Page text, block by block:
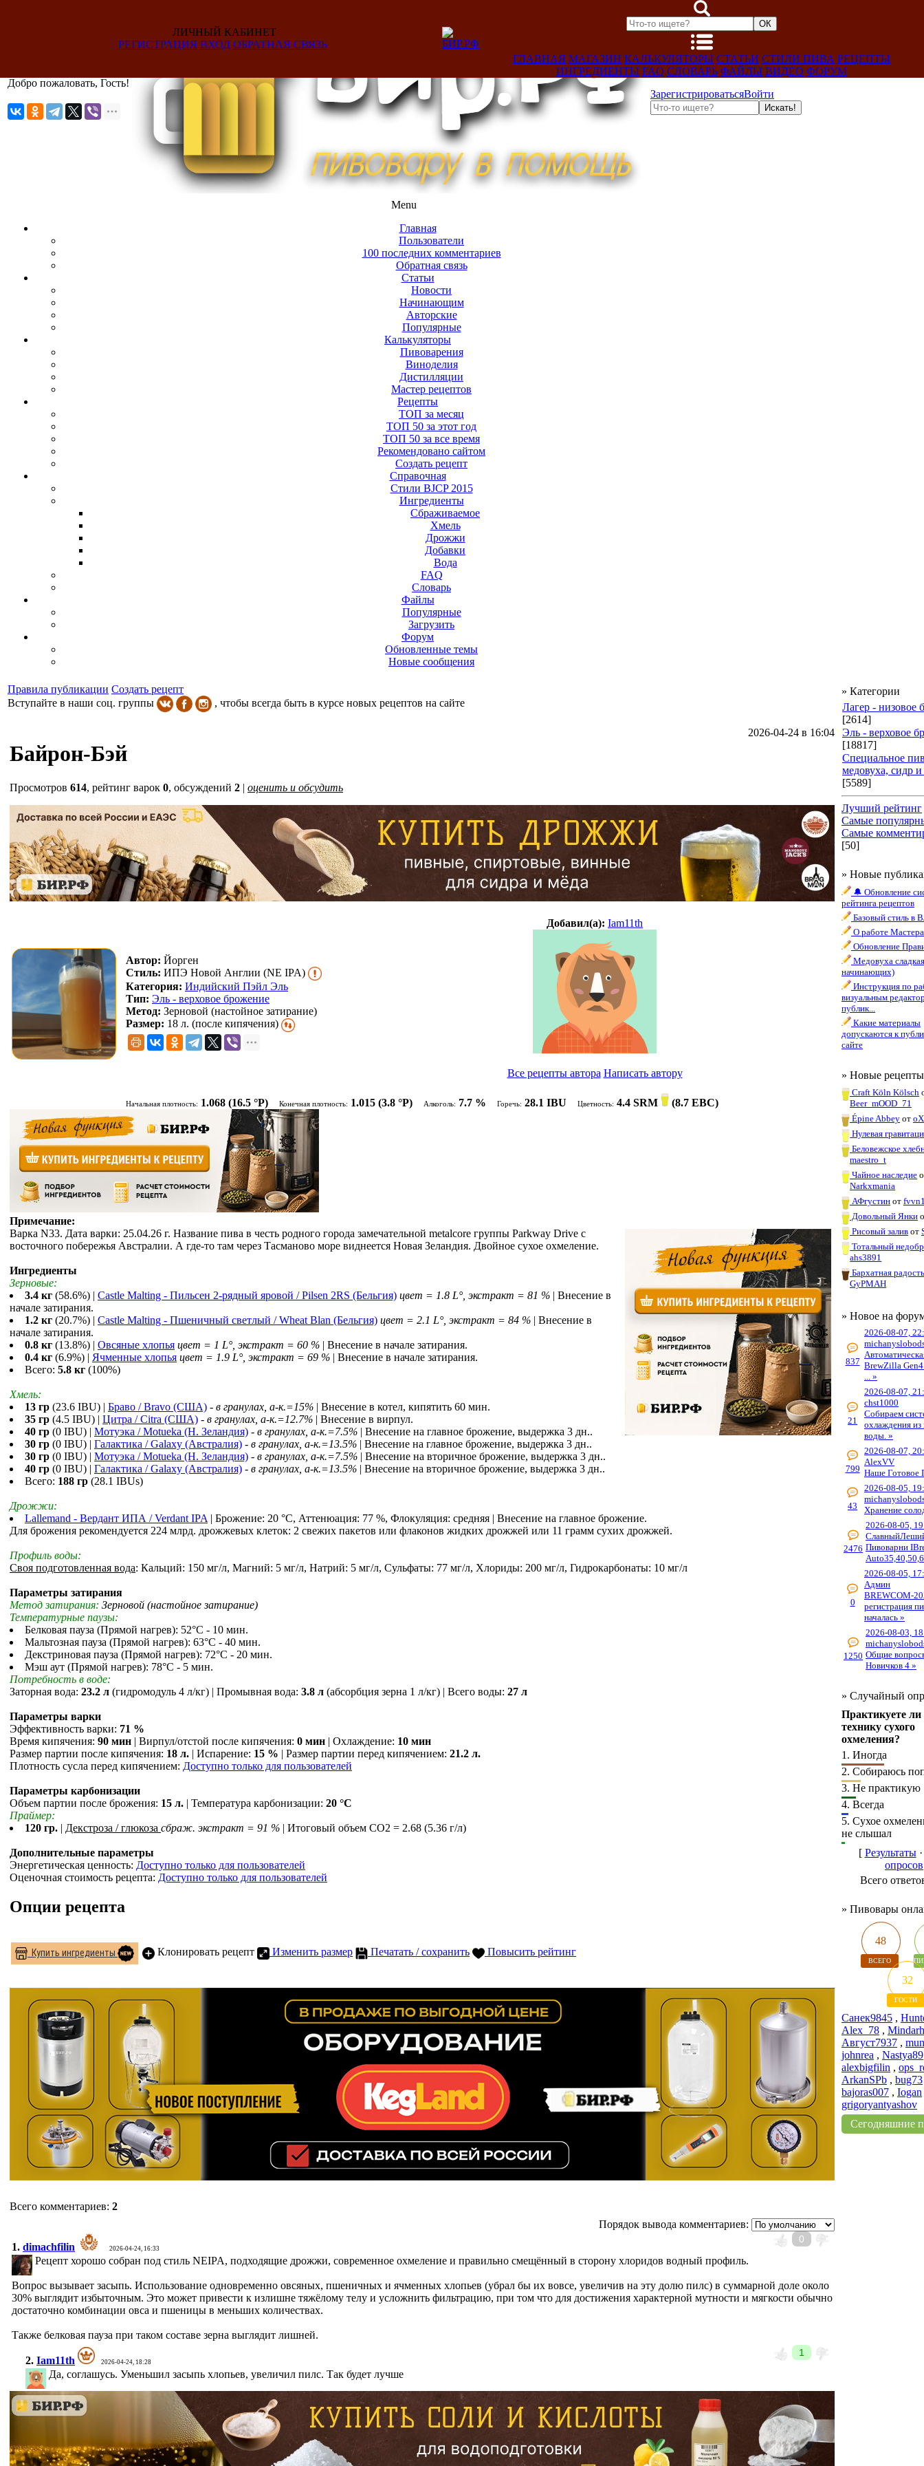
Добро пожаловать, Гость!
ЗарегистрироватьсяВойти
Menu
Главная
Пользователи
100 последних комментариев
Обратная связь
Статьи
Новости
Начинающим
Авторские
Популярные
Калькуляторы
Пивоварения
Виноделия
Дистилляции
Мастер рецептов
Рецепты
ТОП за месяц
ТОП 50 за этот год
ТОП 50 за все время
Рекомендовано сайтом
Создать рецепт
Справочная
Стили BJCP 2015
Ингредиенты
Сбраживаемое
Хмель
Дрожжи
Добавки
Вода
FAQ
Словарь
Файлы
Популярные
Загрузить
Форум
Обновленные темы
Новые сообщения
ЛИЧНЫЙ КАБИНЕТ
РЕГИСТРАЦИЯ ВХОД ОБРАТНАЯ СВЯЗЬ
ГЛАВНАЯ МАГАЗИН КАЛЬКУЛЯТОРЫ СТАТЬИ СТИЛИ ПИВА РЕЦЕПТЫ
ИНГРЕДИЕНТЫ FAQ СЛОВАРЬ ФАЙЛЫ ВИДЕО ФОРУМ
Правила публикации Создать рецепт
Вступайте в наши соц. группы
, чтобы всегда быть в курсе новых рецептов на сайте
2026-04-24 в 16:04
Байрон-Бэй
Просмотров 614, рейтинг варок 0, обсуждений 2 | оценить и обсудить
Автор: Йорген
Стиль: ИПЭ Новой Англии (NE IPA)
Категория: Индийский Пэйл Эль
Тип: Эль - верховое брожение
Метод: Зерновой (настойное затирание)
Размер: 18 л. (после кипячения)
Добавил(а): Iam11th
Все рецепты автора Написать автору
Начальная плотность: 1.068(16.5 °P) Конечная плотность: 1.015(3.8 °P) Алкоголь: 7.7 % Горечь: 28.1 IBU Цветность: 4.4 SRM (8.7 EBC)
Примечание:
Варка N33. Дата варки: 25.04.26 г. Название пива в честь родного города замечательной metalcore группы Parkway Drive с
восточного побережья Австралии. А где-то там через Тасманово море виднеется Новая Зеландия. Двойное сухое охмеление.
Ингредиенты
Зерновые:
3.4 кг (58.6%) | Castle Malting - Пильсен 2-рядный яровой / Pilsen 2RS (Бельгия) цвет = 1.8 L°, экстракт = 81 % | Внесение в
начале затирания.
1.2 кг (20.7%) | Castle Malting - Пшеничный светлый / Wheat Blan (Бельгия) цвет = 2.1 L°, экстракт = 84 % | Внесение в
начале затирания.
0.8 кг (13.8%) | Овсяные хлопья цвет = 1 L°, экстракт = 60 % | Внесение в начале затирания.
0.4 кг (6.9%) | Ячменные хлопья цвет = 1.9 L°, экстракт = 69 % | Внесение в начале затирания.
Всего: 5.8 кг (100%)
Хмель:
13 гр (23.6 IBU) | Браво / Bravo (США) - в гранулах, a-к.=15% | Внесение в котел, кипятить 60 мин.
35 гр (4.5 IBU) | Цитра / Citra (США) - в гранулах, a-к.=12.7% | Внесение в вирпул.
40 гр (0 IBU) | Мотуэка / Motueka (Н. Зеландия) - в гранулах, a-к.=7.5% | Внесение на главное брожение, выдержка 3 дн..
30 гр (0 IBU) | Галактика / Galaxy (Австралия) - в гранулах, a-к.=13.5% | Внесение на главное брожение, выдержка 3 дн..
30 гр (0 IBU) | Мотуэка / Motueka (Н. Зеландия) - в гранулах, a-к.=7.5% | Внесение на вторичное брожение, выдержка 3 дн..
40 гр (0 IBU) | Галактика / Galaxy (Австралия) - в гранулах, a-к.=13.5% | Внесение на вторичное брожение, выдержка 3 дн..
Всего: 188 гр (28.1 IBUs)
Дрожжи:
Lallemand - Вердант ИПА / Verdant IPA | Брожение: 20 °С, Аттенюация: 77 %, Флокуляция: средняя | Внесение на главное брожение.
Для брожения рекомендуется 224 млрд. дрожжевых клеток: 2 свежих пакетов или флаконов жидких дрожжей или 11 грамм сухих дрожжей.
Профиль воды:
Своя подготовленная вода: Кальций: 150 мг/л, Магний: 5 мг/л, Натрий: 5 мг/л, Сульфаты: 77 мг/л, Хлориды: 200 мг/л, Гидрокарбонаты: 10 мг/л
Параметры затирания
Метод затирания: Зерновой (настойное затирание)
Температурные паузы:
Белковая пауза (Прямой нагрев): 52°С - 10 мин.
Мальтозная пауза (Прямой нагрев): 63°С - 40 мин.
Декстриновая пауза (Прямой нагрев): 72°С - 20 мин.
Мэш аут (Прямой нагрев): 78°С - 5 мин.
Потребность в воде:
Заторная вода: 23.2 л (гидромодуль 4 л/кг) | Промывная вода: 3.8 л (абсорбция зерна 1 л/кг) | Всего воды: 27 л
Параметры варки
Эффективность варки: 71 %
Время кипячения: 90 мин | Вирпул/отстой после кипячения: 0 мин | Охлаждение: 10 мин
Размер партии после кипячения: 18 л. | Испарение: 15 % | Размер партии перед кипячением: 21.2 л.
Плотность сусла перед кипячением: Доступно только для пользователей
Параметры карбонизации
Объем партии после брожения: 15 л. | Температура карбонизации: 20 °С
Праймер:
120 гр. | Декстроза / глюкоза сбраж. экстракт = 91 % | Итоговый объем СO2 = 2.68 (5.36 г/л)
Дополнительные параметры
Энергетическая ценность: Доступно только для пользователей
Оценочная стоимость рецепта: Доступно только для пользователей
Опции рецепта
Купить ингредиенты Клонировать рецепт Изменить размер Печатать / сохранить Повысить рейтинг
Всего комментариев: 2
Порядок вывода комментариев:
0
1. dimachfilin 2026-04-24, 16:33
Рецепт хорошо собран под стиль NEIPA, подходящие дрожжи, современное охмеление и правильно смещённый в сторону хлоридов водный профиль.
Вопрос вызывает засыпь. Использование одновременно овсяных, пшеничных и ячменных хлопьев (убрал бы их вовсе, увеличив на эту долю пилс) в суммарной доле около
30% выглядит избыточным. Это может привести к излишне тяжёлому телу и усложнить фильтрацию, при том что для достижения характерной мутности и мягкости обычно
достаточно комбинации овса и пшеницы в меньших количествах.
Также белковая пауза при таком составе зерна выглядит лишней.
1
2. Iam11th 2026-04-24, 18:28
Да, соглашусь. Уменьшил засыпь хлопьев, увеличил пилс. Так будет лучше
» Категории
Лагер - низовое
[2614]
Эль - верховое
[18817]
Специальное
медовуха, сидр
[5589]
Лучший рейтинг
Самые
Самые
[50]
» Новые
🔔 Обновление
рейтинга рецептов
Базовый стиль в
О работе
Обновление
Медовуха
начинающих)
Инструкция по
визуальным
публик...
Какие материалы
допускаются к
сайте
» Новые рецепты
Craft Köln Kölsch
Beer_mOOD_71
Épine Abbeyот
Нулевая
Беловежское
maestro_t
Чайное наследие
Narkxmania
АФгустинот
Довольный Янки
Рисовый залив от
Тотальный
ahs3891
Бархатная радость
GyPMAH
» Новое на
837
2026-08-07,
BrewZilla
... »
21
2026-08-07,
chst1000
Собираем
охлаждения из
воды. »
799
2026-08-07,
AlexVV
Наше Готовое
43
2026-08-05,
Хранение
2476
2026-08-05,
Пивоварни
0
2026-08-05,
Админ
BREWCOM-
регистрация
началась »
1250
2026-08-03,
Общие
Новичков 4 »
» Случайный
Практикуете
технику сухого
охмеления?
1. Иногда
2. Собираюсь
3. Не практикую
4. Всегда
5. Сухое
не слышал
[ Результаты
опросов
Всего
» Пивовары
48
ВСЕГО
32
ГОСТИ
Санек9845 ,
Alex_78 ,
Август7937 ,
johnrea , Nastya89
alexbigfilin ,
ArkanSPb , bug73
bajoras007 , Iogan
grigoryantyashov
Сегодняшние